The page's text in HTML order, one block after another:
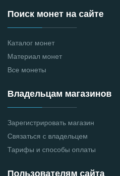
Поиск монет на сайте
Каталог монет
Материал монет
Все монеты
Владельцам магазинов
Зарегистрировать магазин
Связаться с владельцем
Тарифы и способы оплаты
Пользователям сайта